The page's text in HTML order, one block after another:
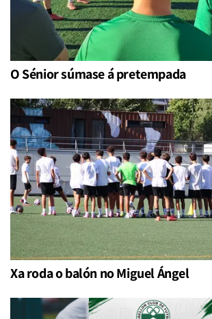
O Sénior súmase á pretempada
Xa roda o balón no Miguel Ángel